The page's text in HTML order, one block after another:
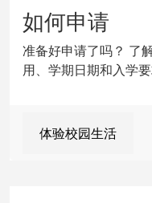
如何申请
准备好申请了吗？ 了
用、学期日期和入学要
体验校园生活